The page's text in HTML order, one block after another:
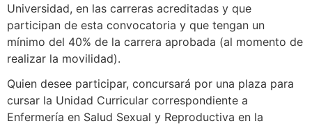
Universidad, en las carreras acreditadas y que
participan de esta convocatoria y que tengan un
mínimo del 40% de la carrera aprobada (al momento de
realizar la movilidad).
Quien desee participar, concursará por una plaza para
cursar la Unidad Curricular correspondiente a
Enfermería en Salud Sexual y Reproductiva en la